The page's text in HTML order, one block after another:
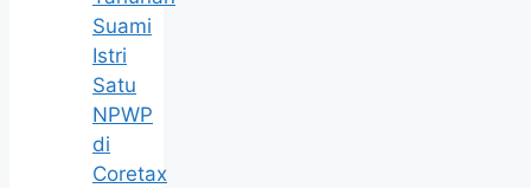
Suami
Istri
Satu
NPWP
di
Coretax